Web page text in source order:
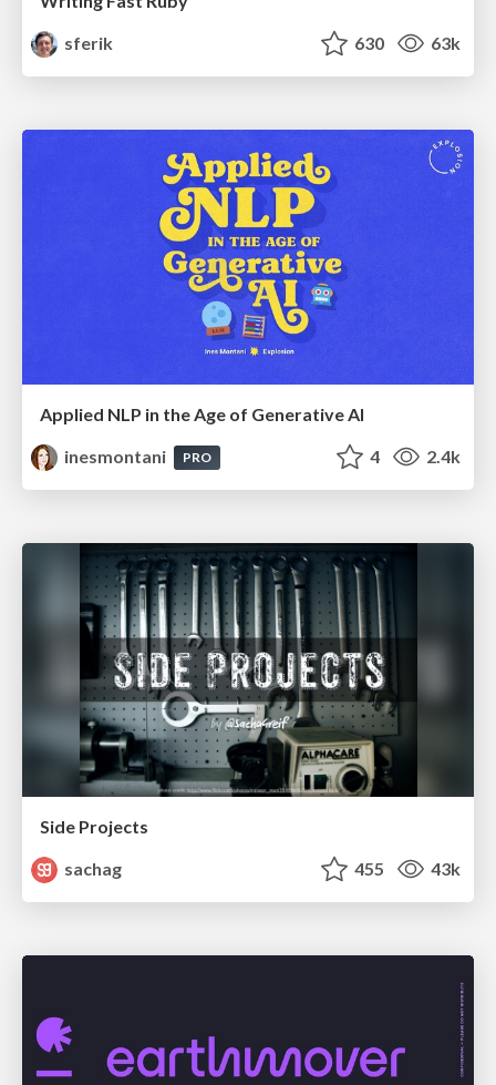
sferik
630 63k
Applied NLP in the Age of Generative AI
inesmontani
PRO 4 2.4k
Side Projects
sachag
455 43k